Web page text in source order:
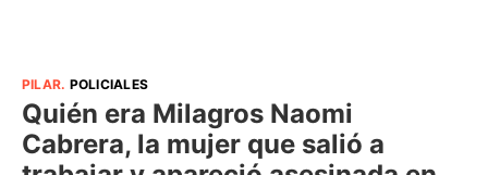
PILAR. POLICIALES
Quién era Milagros Naomi
Cabrera, la mujer que salió a